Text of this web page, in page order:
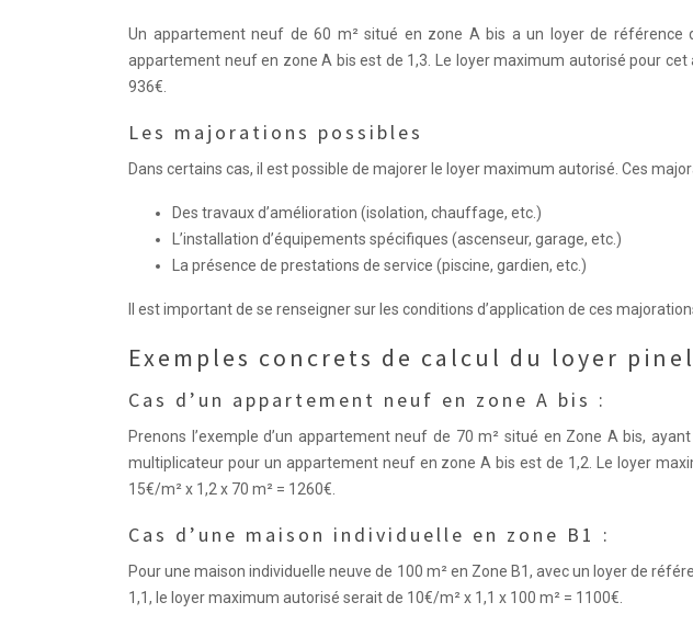
Un appartement neuf de 60 m² situé en zone A bis a un loyer de référence
appartement neuf en zone A bis est de 1,3. Le loyer maximum autorisé pour
936€.
Les majorations possibles
Dans certains cas, il est possible de majorer le loyer maximum autorisé. Ces
Des travaux d’amélioration (isolation, chauffage, etc.)
L’installation d’équipements spécifiques (ascenseur, garage, etc.)
La présence de prestations de service (piscine, gardien, etc.)
Il est important de se renseigner sur les conditions d’application de ces
Exemples concrets de calcul du loyer pinel
Cas d’un appartement neuf en zone A bis :
Prenons l’exemple d’un appartement neuf de 70 m² situé en Zone A bis,
multiplicateur pour un appartement neuf en zone A bis est de 1,2. Le loyer
15€/m² x 1,2 x 70 m² = 1260€.
Cas d’une maison individuelle en zone B1 :
Pour une maison individuelle neuve de 100 m² en Zone B1, avec un loyer de
1,1, le loyer maximum autorisé serait de 10€/m² x 1,1 x 100 m² = 1100€.